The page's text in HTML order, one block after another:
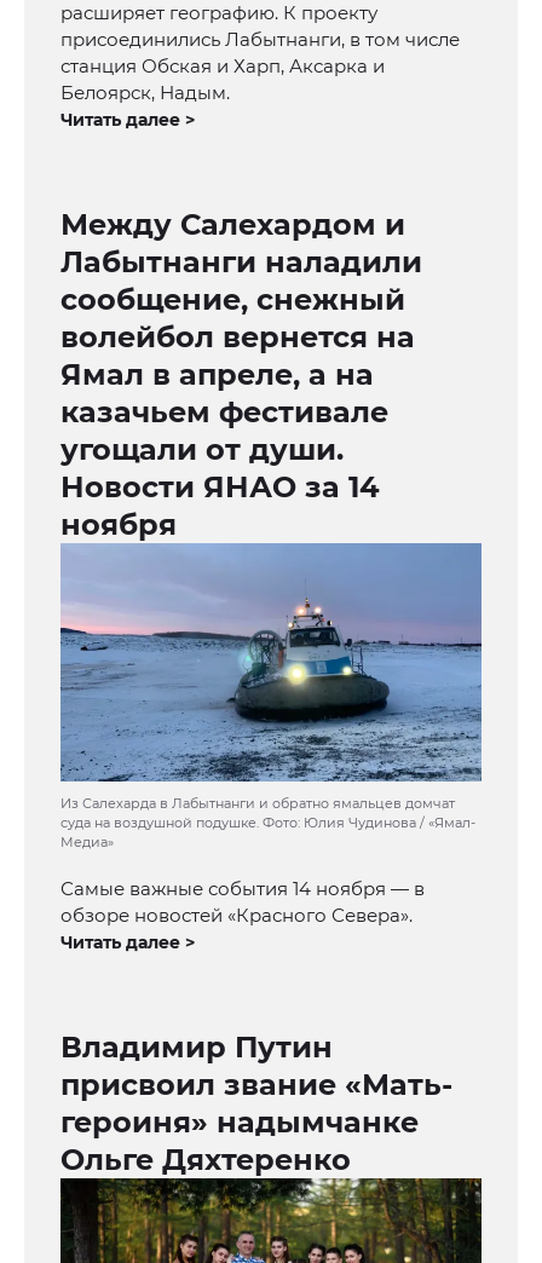
расширяет географию. К проекту
присоединились Лабытнанги, в том числе
станция Обская и Харп, Аксарка и
Белоярск, Надым.
Читать далее >
Между Салехардом и
Лабытнанги наладили
сообщение, снежный
волейбол вернется на
Ямал в апреле, а на
казачьем фестивале
угощали от души.
Новости ЯНАО за 14
ноября
Из Салехарда в Лабытнанги и обратно ямальцев домчат
суда на воздушной подушке. Фото: Юлия Чудинова / «Ямал-
Медиа»
Самые важные события 14 ноября — в
обзоре новостей «Красного Севера».
Читать далее >
Владимир Путин
присвоил звание «Мать-
героиня» надымчанке
Ольге Дяхтеренко